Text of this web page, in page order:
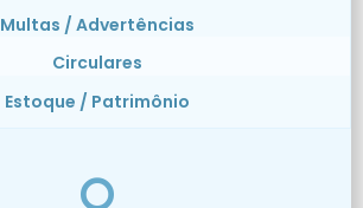
Multas / Advertências
Circulares
Estoque / Patrimônio